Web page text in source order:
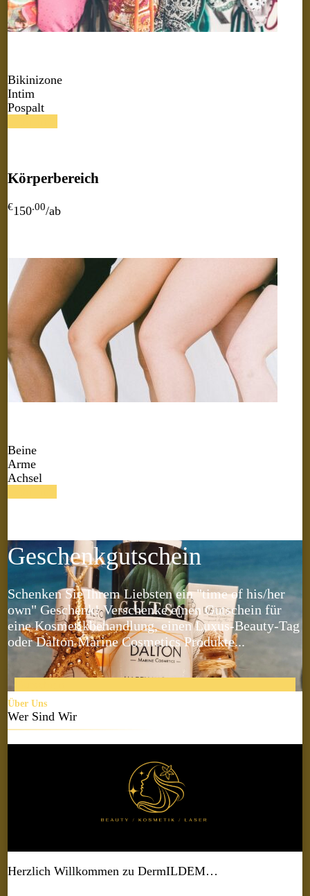
Bikinizone
Intim
Pospalt
Körperbereich
€150.00/ab
Beine
Arme
Achsel
Geschenkgutschein
Schenken Sie Ihrem Liebsten ein "time of his/her
own" Geschenk! Verschenke einen Gutschein für
eine Kosmetikbehandlung, einen Luxus-Beauty-Tag
oder Dalton Marine Cosmetics Produkte...
Über Uns
Wer Sind Wir
Herzlich Willkommen zu DermILDEM…